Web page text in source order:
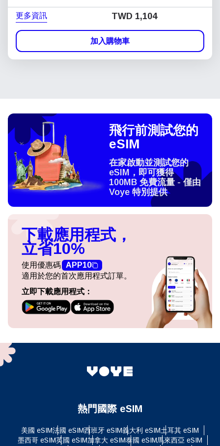
更多資訊 TWD 1,104
加入購物車
飛行前測試您的
eSIM
在家啟動並測試您的
eSIM，即可獲得
100MB 免費流量 - 僅由
Voye 特別提供
下載應用程式，
立省10%
使用優惠碼 APP10
適用於您的首次應用程式訂單。
立即下載應用程式：
熱門國際 eSIM
美國 eSIM法國 eSIM西班牙 eSIM義大利 eSIM土耳其 eSIM
墨西哥 eSIM英國 eSIM加拿大 eSIM泰國 eSIM馬來西亞 eSIM